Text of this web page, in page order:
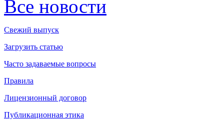
Все новости
Свежий выпуск
Загрузить статью
Часто задаваемые вопросы
Правила
Лицензионный договор
Публикационная этика